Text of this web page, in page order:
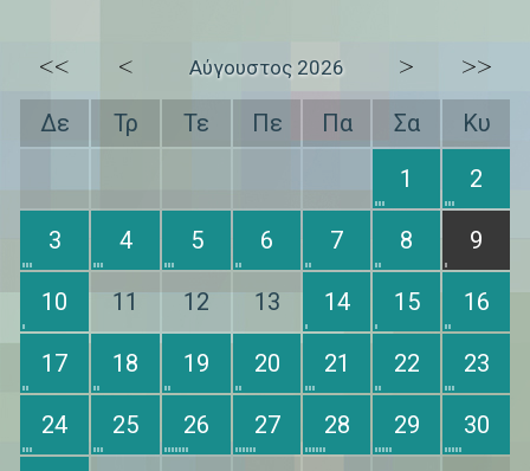
<< < Αύγουστος 2026 > >>
Δε Τρ Τε Πε Πα Σα
Κυ
1
2
3 4 5 6 7 8 9
10 11 12 13 14 15 16
17 18 19 20 21 22 23
24 25 26 27 28 29 30